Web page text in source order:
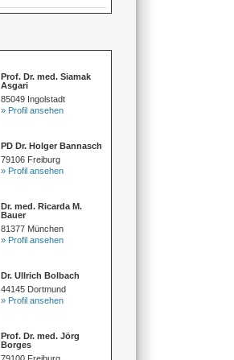
Prof. Dr. med. Siamak
Asgari
85049 Ingolstadt
» Profil ansehen
PD Dr. Holger Bannasch
79106 Freiburg
» Profil ansehen
Dr. med. Ricarda M.
Bauer
81377 München
» Profil ansehen
Dr. Ullrich Bolbach
44145 Dortmund
» Profil ansehen
Prof. Dr. med. Jörg
Borges